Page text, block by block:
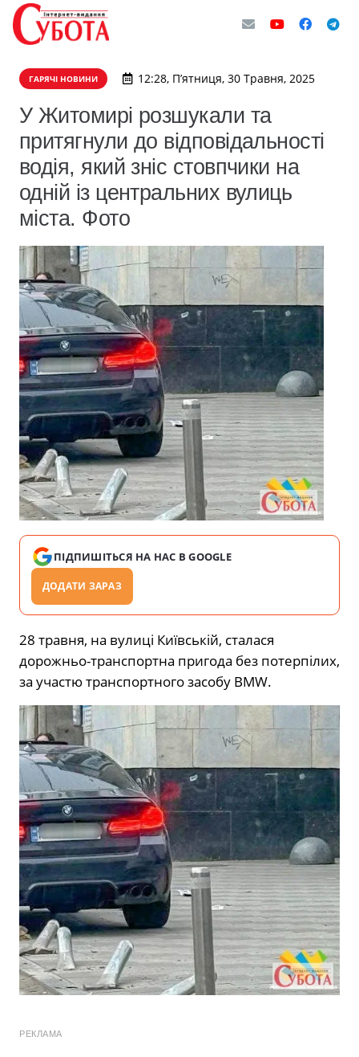
ГАРЯЧІ НОВИНИ 12:28, П’ятниця, 30 Травня, 2025
У Житомирі розшукали та
притягнули до відповідальності
водія, який зніс стовпчики на
одній із центральних вулиць
міста. Фото
ПІДПИШІТЬСЯ НА НАС В GOOGLE
ДОДАТИ ЗАРАЗ
28 травня, на вулиці Київській, сталася
дорожньо-транспортна пригода без потерпілих,
за участю транспортного засобу BMW.
РЕКЛАМА